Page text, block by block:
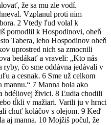
že sa mu zle vodí.
Vzplanul proti nim
2 Vtedy ľud volal k
pomodlil k Hospodinovi, oheň
Tabera, lebo Hospodinov oheň
uprostred nich sa zmocnili
bedákať a vraveli: „Kto nás
ryby, čo sme oddávna jedávali v
a cesnak. 6 Sme už celkom
7 Manna bola ako
bdéliovej živici. 8 Ľudia chodili
tĺkli v mažiari. Varili ju v hrnci
chuť koláčov s olejom. 9 Keď
aj manna. 10 Mojžiš počul, že